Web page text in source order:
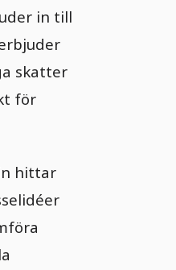
in till
skatter
för
hittar